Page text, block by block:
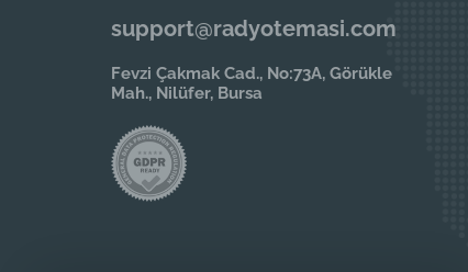
support@radyotemasi.com
Fevzi Çakmak Cad., No:73A, Görükle
Mah., Nilüfer, Bursa